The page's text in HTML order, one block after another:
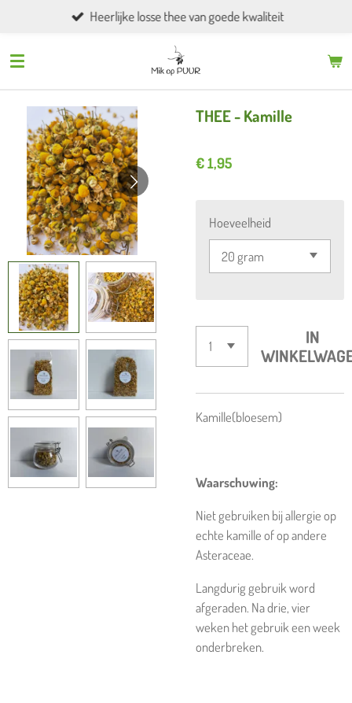
naar
Heerlijke losse thee van goede kwaliteit
THEE - Kamille
€ 1,95
Hoeveelheid
IN
Kamille(bloesem)
Waarschuwing:
Niet gebruiken bij allergie op
echte kamille of op andere
Asteraceae.
Langdurig gebruik word
afgeraden. Na drie, vier
weken het gebruik een week
onderbreken.